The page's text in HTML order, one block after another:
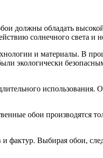
должны обладать
солнечного света и
и материалы. В
экологически
обои производятся
Выбирая обои,